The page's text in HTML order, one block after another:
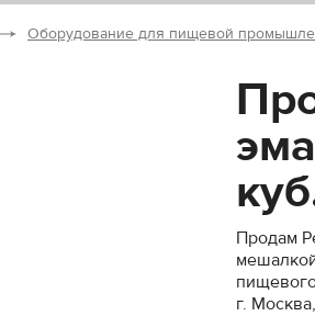
Оборудование для пищевой
Продам
г.